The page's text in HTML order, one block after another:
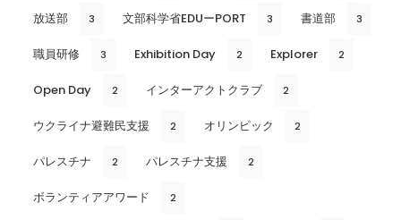
放送部 3 文部科学省EDUーPORT 3 書道部 3
職員研修 3 Exhibition Day 2 Explorer 2
Open Day 2 インターアクトクラブ 2
ウクライナ避難民支援 2 オリンピック 2
パレスチナ 2 パレスチナ支援 2
ボランティアアワード 2